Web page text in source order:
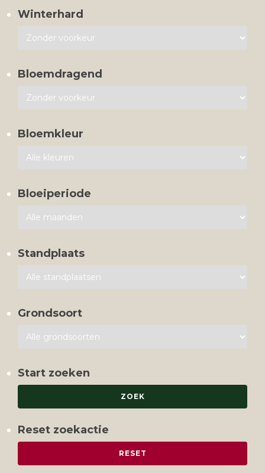
Winterhard
Bloemdragend
Bloemkleur
Bloeiperiode
Standplaats
Grondsoort
Start zoeken
Reset zoekactie